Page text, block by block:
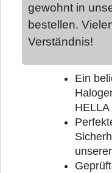
gewohnt in
bestellen.
Verständnis!
Ein
HELLA